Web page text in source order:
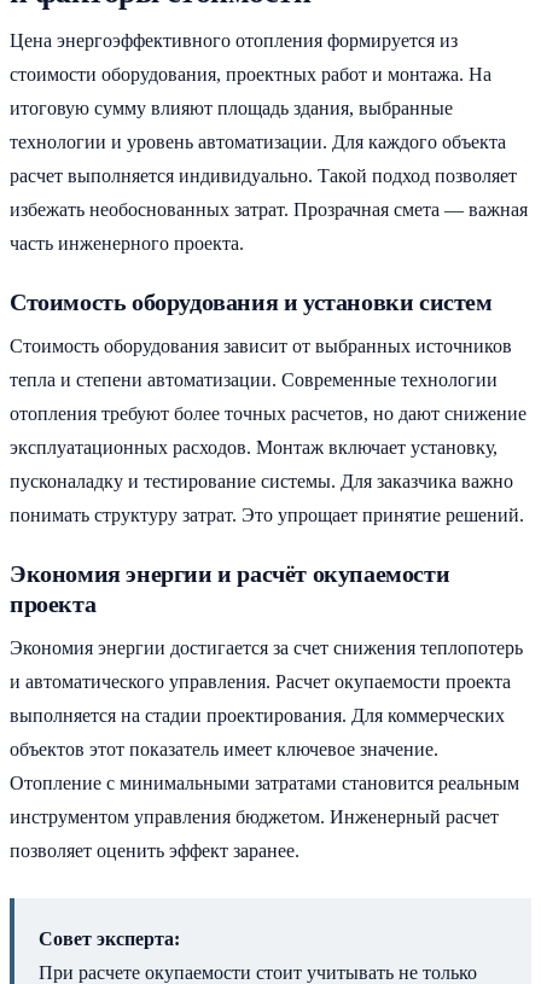
Цена энергоэффективного отопления формируется из
стоимости оборудования, проектных работ и монтажа. На
итоговую сумму влияют площадь здания, выбранные
технологии и уровень автоматизации. Для каждого объекта
расчет выполняется индивидуально. Такой подход позволяет
избежать необоснованных затрат. Прозрачная смета — важная
часть инженерного проекта.
Стоимость оборудования и установки систем
Стоимость оборудования зависит от выбранных источников
тепла и степени автоматизации. Современные технологии
отопления требуют более точных расчетов, но дают снижение
эксплуатационных расходов. Монтаж включает установку,
пусконаладку и тестирование системы. Для заказчика важно
понимать структуру затрат. Это упрощает принятие решений.
Экономия энергии и расчёт окупаемости
проекта
Экономия энергии достигается за счет снижения теплопотерь
и автоматического управления. Расчет окупаемости проекта
выполняется на стадии проектирования. Для коммерческих
объектов этот показатель имеет ключевое значение.
Отопление с минимальными затратами становится реальным
инструментом управления бюджетом. Инженерный расчет
позволяет оценить эффект заранее.
Совет эксперта:
При расчете окупаемости стоит учитывать не только